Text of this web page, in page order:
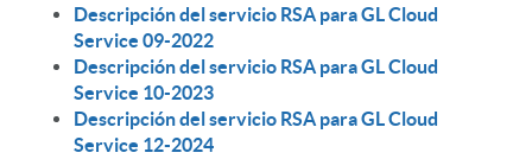
Descripción del servicio RSA para GL Cloud
Service 09-2022
Descripción del servicio RSA para GL Cloud
Service 10-2023
Descripción del servicio RSA para GL Cloud
Service 12-2024